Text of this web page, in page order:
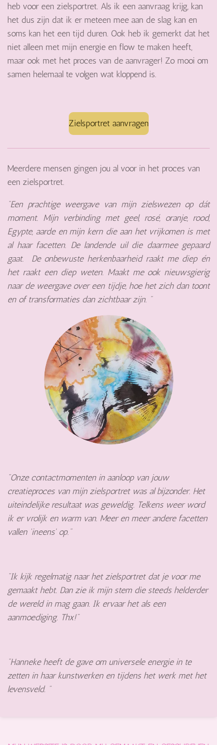
heb voor een zielsportret. Als ik een aanvraag krijg, kan
het dus zijn dat ik er meteen mee aan de slag kan en
soms kan het een tijd duren. Ook heb ik gemerkt dat het
niet alleen met mijn energie en flow te maken heeft,
maar ook met het proces van de aanvrager! Zo mooi om
samen helemaal te volgen wat kloppend is.
Zielsportret aanvragen
Meerdere mensen gingen jou al voor in het proces van
een zielsportret.
"Een prachtige weergave van mijn zielswezen op dát
moment. Mijn verbinding met geel, rosé, oranje, rood,
Egypte, aarde en mijn kern die aan het vrijkomen is met
al haar facetten. De landende uil die daarmee gepaard
gaat. De onbewuste herkenbaarheid raakt me diep én
het raakt een diep weten. Maakt me ook nieuwsgierig
naar de weergave over een tijdje, hoe het zich dan toont
en of transformaties dan zichtbaar zijn. "
"Onze contactmomenten in aanloop van jouw
creatieproces van mijn zielsportret was al bijzonder. Het
uiteindelijke resultaat was geweldig. Telkens weer word
ik er vrolijk en warm van. Meer en meer andere facetten
vallen 'ineens' op."
"Ik kijk regelmatig naar het zielsportret dat je voor me
gemaakt hebt. Dan zie ik mijn stem die steeds helderder
de wereld in mag gaan. Ik ervaar het als een
aanmoediging. Thx!"
"Hanneke heeft de gave om universele energie in te
zetten in haar kunstwerken en tijdens het werk met het
levensveld. "